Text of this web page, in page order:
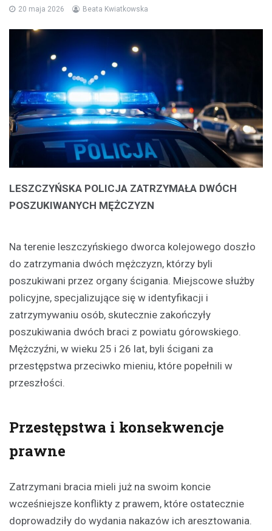
20 maja 2026 Beata Kwiatkowska
LESZCZYŃSKA POLICJA ZATRZYMAŁA DWÓCH
POSZUKIWANYCH MĘŻCZYZN
Na terenie leszczyńskiego dworca kolejowego doszło
do zatrzymania dwóch mężczyzn, którzy byli
poszukiwani przez organy ścigania. Miejscowe służby
policyjne, specjalizujące się w identyfikacji i
zatrzymywaniu osób, skutecznie zakończyły
poszukiwania dwóch braci z powiatu górowskiego.
Mężczyźni, w wieku 25 i 26 lat, byli ścigani za
przestępstwa przeciwko mieniu, które popełnili w
przeszłości.
Przestępstwa i konsekwencje
prawne
Zatrzymani bracia mieli już na swoim koncie
wcześniejsze konflikty z prawem, które ostatecznie
doprowadziły do wydania nakazów ich aresztowania.